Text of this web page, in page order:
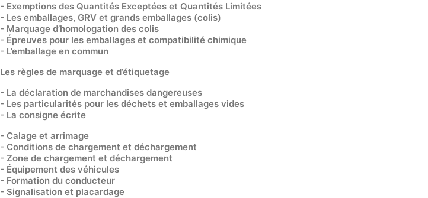
- Exemptions des Quantités Exceptées et Quantités Limitées
- Les emballages, GRV et grands emballages (colis)
- Marquage d’homologation des colis
- Épreuves pour les emballages et compatibilité chimique
- L’emballage en commun
Les règles de marquage et d’étiquetage
- La déclaration de marchandises dangereuses
- Les particularités pour les déchets et emballages vides
- La consigne écrite
- Calage et arrimage
- Conditions de chargement et déchargement
- Zone de chargement et déchargement
- Équipement des véhicules
- Formation du conducteur
- Signalisation et placardage